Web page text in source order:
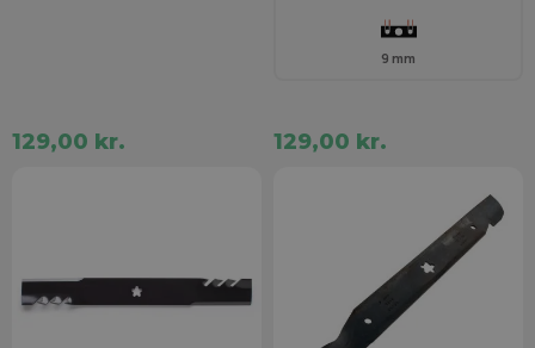
129,00 kr.
9 mm
129,00 kr.